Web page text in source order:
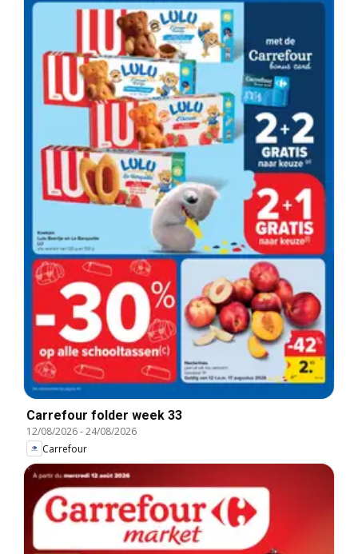
Carrefour folder week 33
12/08/2026-24/08/2026
Carrefour